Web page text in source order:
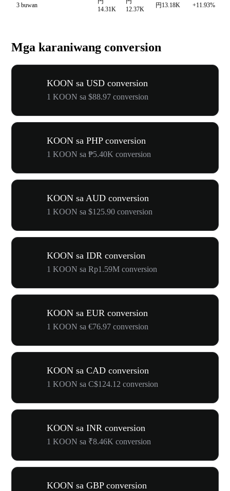
3 buwan
14.31K
12.37K
円13.18K +11.93%
Mga karaniwang conversion
KOON sa USD conversion
1 KOON sa $88.97 conversion
KOON sa PHP conversion
1 KOON sa ₱5.40K conversion
KOON sa AUD conversion
1 KOON sa $125.90 conversion
KOON sa IDR conversion
1 KOON sa Rp1.59M conversion
KOON sa EUR conversion
1 KOON sa €76.97 conversion
KOON sa CAD conversion
1 KOON sa C$124.12 conversion
KOON sa INR conversion
1 KOON sa ₹8.46K conversion
KOON sa GBP conversion